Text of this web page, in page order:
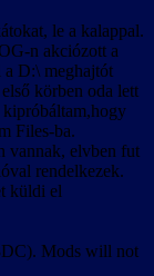
le a kalappal.
n akciózott a
a D:\ meghajtót
körben oda lett
Files-ba.
vannak, elvben fut
rendelkezek.
küldi el
Mods will not